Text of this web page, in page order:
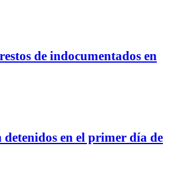
de indocumentados en
detenidos en el primer día de